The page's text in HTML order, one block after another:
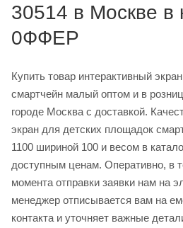
30514 в Москве в
0ФФЕР
Купить товар интерактивный
смартчейн малый оптом и в
городе Москва с доставкой.
экран для детских площадок
1100 шириной 100 и весом в
доступным ценам. Оперативно, в
момента отправки заявки нам на
менеджер отписывается вам на
контакта и уточняет важные